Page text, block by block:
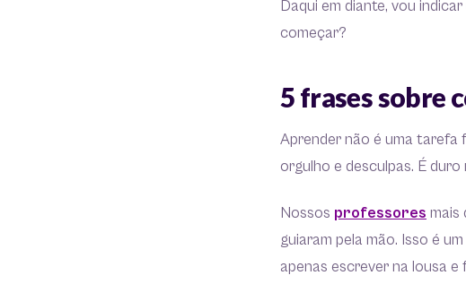
Daqui em diante, vou
começar?
5 frases sobre
Aprender não é uma tarefa
orgulho e desculpas. É
Nossos professores mais
guiaram pela mão. Isso é
apenas escrever na lousa e